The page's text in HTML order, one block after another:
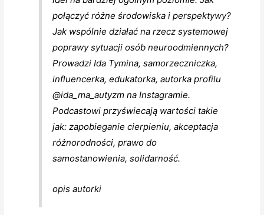
połączyć różne środowiska i perspektywy?
Jak wspólnie działać na rzecz systemowej
poprawy sytuacji osób neuroodmiennych?
Prowadzi Ida Tymina, samorzeczniczka,
influencerka, edukatorka, autorka profilu
@ida_ma_autyzm na Instagramie.
Podcastowi przyświecają wartości takie
jak: zapobieganie cierpieniu, akceptacja
różnorodności, prawo do
samostanowienia, solidarność.
opis autorki